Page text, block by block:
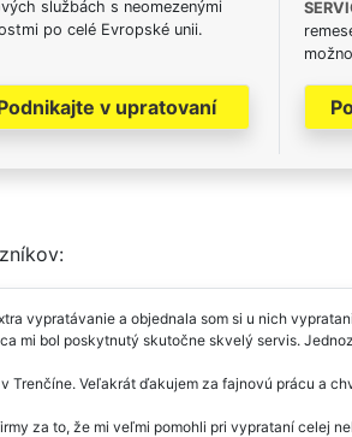
službách s neomezenými
po celé Evropské unii.
v upratovaní
vypratávanie a objednala som si u nich
mi bol poskytnutý skutočne skvelý servis.
Trenčíne. Veľakrát ďakujem za fajnovú prácu a
za to, že mi veľmi pomohli pri vyprataní celej